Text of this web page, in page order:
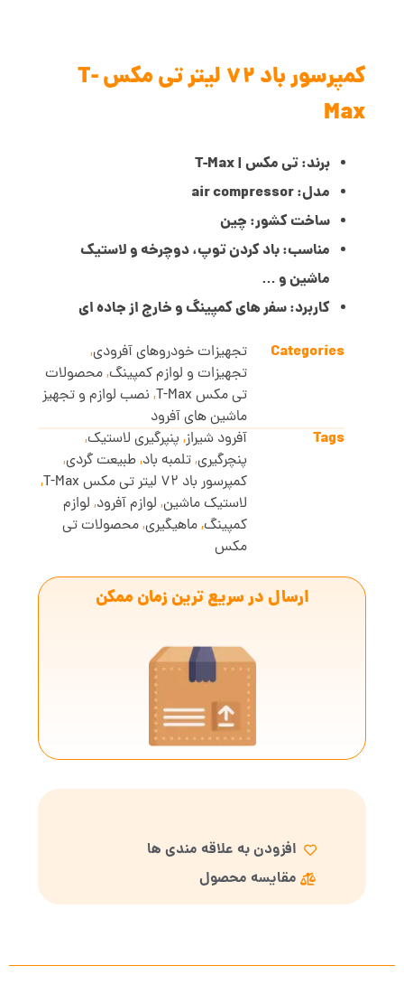
کمپرسور باد 72 لیتر تی مکس T-
Max
برند: تی مکس | T-Max
مدل: air compressor
ساخت کشور: چین
مناسب: باد کردن توپ، دوچرخه و لاستیک
ماشین و …
کاربرد: سفر های کمپینگ و خارج از جاده ای
Categories
تجهیزات خودروهای آفرودی,
تجهیزات و لوازم کمپینگ,محصولات
تی مکس T-Max
, نصب لوازم و تجهیز
ماشین های آفرود
Tags آفرود شیراز,پنپرگیری لاستیک,
پنچرگیری,تلمبه باد,طبیعت گردی,
کمپرسور باد 72 لیتر تی مکس T-Max
,
لاستیک ماشین, لوازم آفرود, لوازم
کمپینگ,ماهیگیری,محصولات تی
مکس
ارسال در سریع ترین زمان ممکن
افزودن به علاقه مندی ها
مقایسه محصول